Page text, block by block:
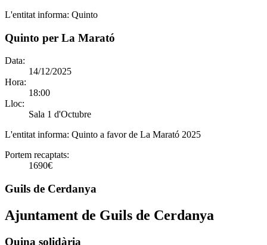
L'entitat informa: Quinto
Quinto per La Marató
Data:
14/12/2025
Hora:
18:00
Lloc:
Sala 1 d'Octubre
L'entitat informa: Quinto a favor de La Marató 2025
Portem recaptats:
1690€
Guils de Cerdanya
Ajuntament de Guils de Cerdanya
Quina solidària